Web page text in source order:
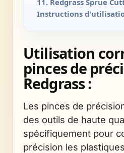
11. Redgrass Sprue
Instructions
Utilisation
pinces de
Redgrass :
Les pinces de
des outils de haute
spécifiquement pour
précision les